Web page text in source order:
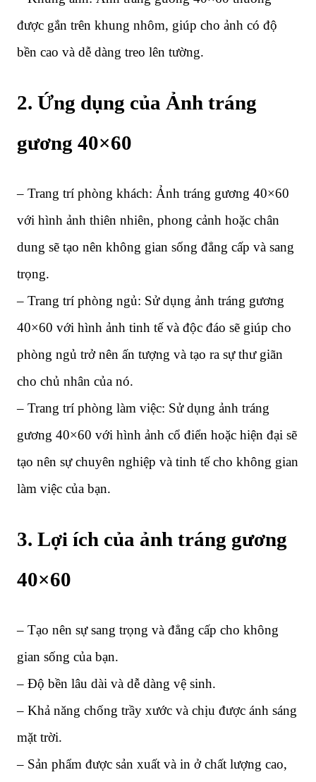
được gắn trên khung nhôm, giúp cho ảnh có độ
bền cao và dễ dàng treo lên tường.
2. Ứng dụng của Ảnh tráng
gương 40×60
– Trang trí phòng khách: Ảnh tráng gương 40×60
với hình ảnh thiên nhiên, phong cảnh hoặc chân
dung sẽ tạo nên không gian sống đẳng cấp và sang
trọng.
– Trang trí phòng ngủ: Sử dụng ảnh tráng gương
40×60 với hình ảnh tinh tế và độc đáo sẽ giúp cho
phòng ngủ trở nên ấn tượng và tạo ra sự thư giãn
cho chủ nhân của nó.
– Trang trí phòng làm việc: Sử dụng ảnh tráng
gương 40×60 với hình ảnh cổ điển hoặc hiện đại sẽ
tạo nên sự chuyên nghiệp và tinh tế cho không gian
làm việc của bạn.
3. Lợi ích của ảnh tráng gương
40×60
– Tạo nên sự sang trọng và đẳng cấp cho không
gian sống của bạn.
– Độ bền lâu dài và dễ dàng vệ sinh.
– Khả năng chống trầy xước và chịu được ánh sáng
mặt trời.
– Sản phẩm được sản xuất và in ở chất lượng cao,